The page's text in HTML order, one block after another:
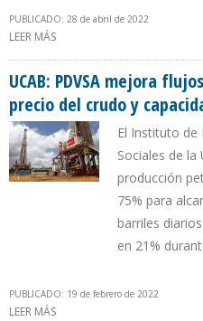
PUBLICADO: 28 de abril de 2022
LEER MÁS
UCAB: PDVSA mejora
precio del crudo y
El Instituto de
Sociales de la
producción
75% para
barriles
en 21%
PUBLICADO: 19 de febrero de 2022
LEER MÁS